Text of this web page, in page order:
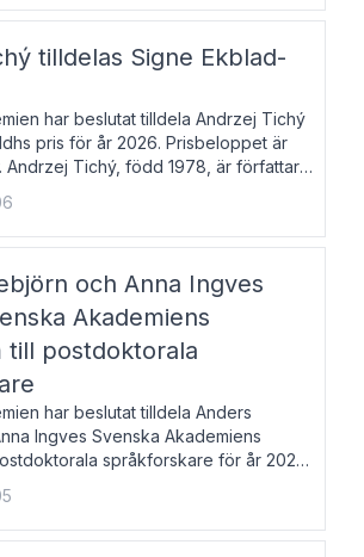
stol 18 och kommer att ta sitt inträde vid
tilldelas Signe Ekblad-
har beslutat tilldela Andrzej Tichý
pris för år 2026. Prisbeloppet är
Andrzej Tichý, född 1978, är författare
Han debuterade 2005 med den
Sex liter l
och Anna Ingves
Akademiens
till postdoktorala
har beslutat tilldela Anders
Ingves Svenska Akademiens
språkforskare för år 2026.
är 75 000 kronor per mottagare.
född 1984, är universitet